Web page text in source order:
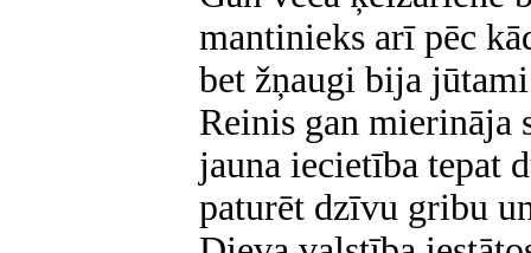
mantinieks arī pēc
bet žņaugi bija
Reinis gan
jauna iecietība tepat
paturēt dzīvu gribu